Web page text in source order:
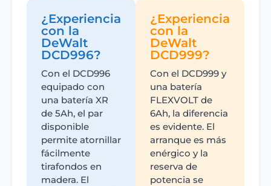
¿Experiencia
con la
DeWalt
DCD996?
Con el DCD996
equipado con
una batería XR
de 5Ah, el par
disponible
permite atornillar
fácilmente
tirafondos en
madera. El
¿Experiencia
con la
DeWalt
DCD999?
Con el DCD999 y
una batería
FLEXVOLT de
6Ah, la diferencia
es evidente. El
arranque es más
enérgico y la
reserva de
potencia se